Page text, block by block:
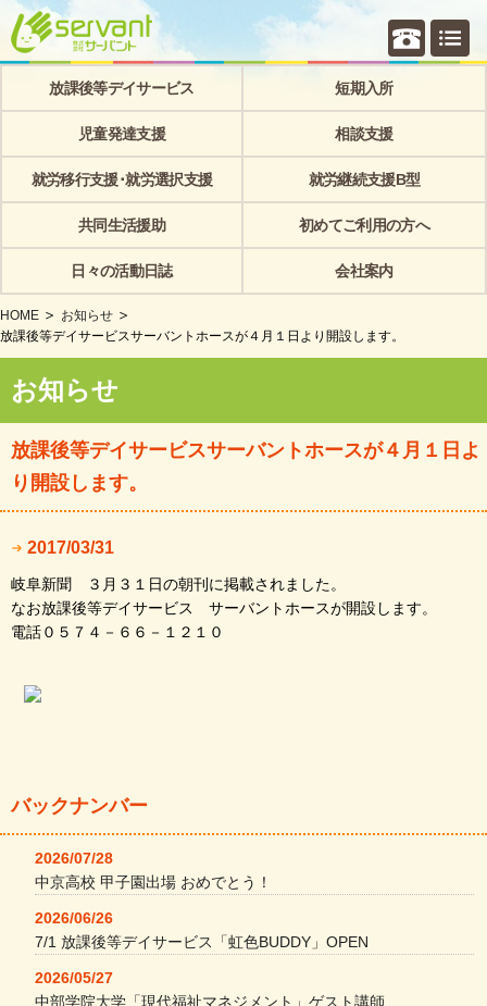
個別相
放課後等デイサービス 短期入所
児童発達支援 相談支援
就労移行支援･就労選択支援 就労継続支援B型
共同生活援助 初めてご利用の方へ
日々の活動日誌 会社案内
HOME
お知らせ
放課後等デイサービスサーバントホースが４月１日より開設します。
お知らせ
放課後等デイサービスサーバントホースが４月１日よ
り開設します。
2017/03/31
岐阜新聞 ３月３１日の朝刊に掲載されました。
なお放課後等デイサービス サーバントホースが開設します。
電話０５７４－６６－１２１０
バックナンバー
2026/07/28
中京高校 甲子園出場 おめでとう！
2026/06/26
7/1 放課後等デイサービス「虹色BUDDY」OPEN
2026/05/27
中部学院大学「現代福祉マネジメント」ゲスト講師